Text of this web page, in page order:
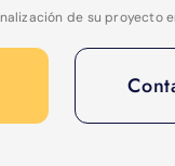
de su proyecto